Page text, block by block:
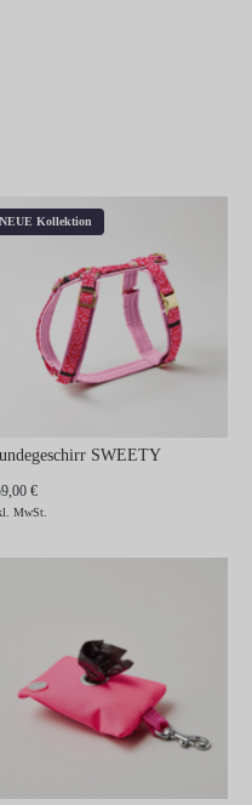
NEUE Kollektion
SWEETY
€
MwSt.